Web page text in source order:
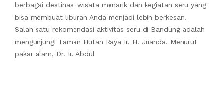
berbagai destinasi wisata menarik dan kegiatan seru yang
bisa membuat liburan Anda menjadi lebih berkesan.
Salah satu rekomendasi aktivitas seru di Bandung adalah
mengunjungi Taman Hutan Raya Ir. H. Juanda. Menurut
pakar alam, Dr. Ir. Abdul